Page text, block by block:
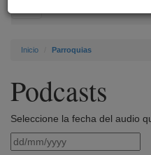
navigation
Inicio Parroquias
Podcasts
Seleccione la fecha del audio